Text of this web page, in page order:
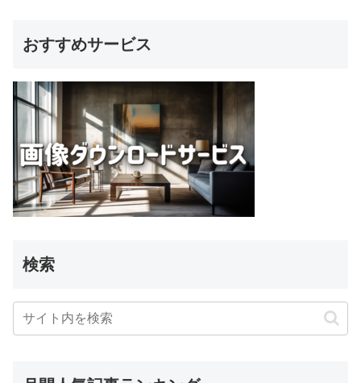
おすすめサービス
検索